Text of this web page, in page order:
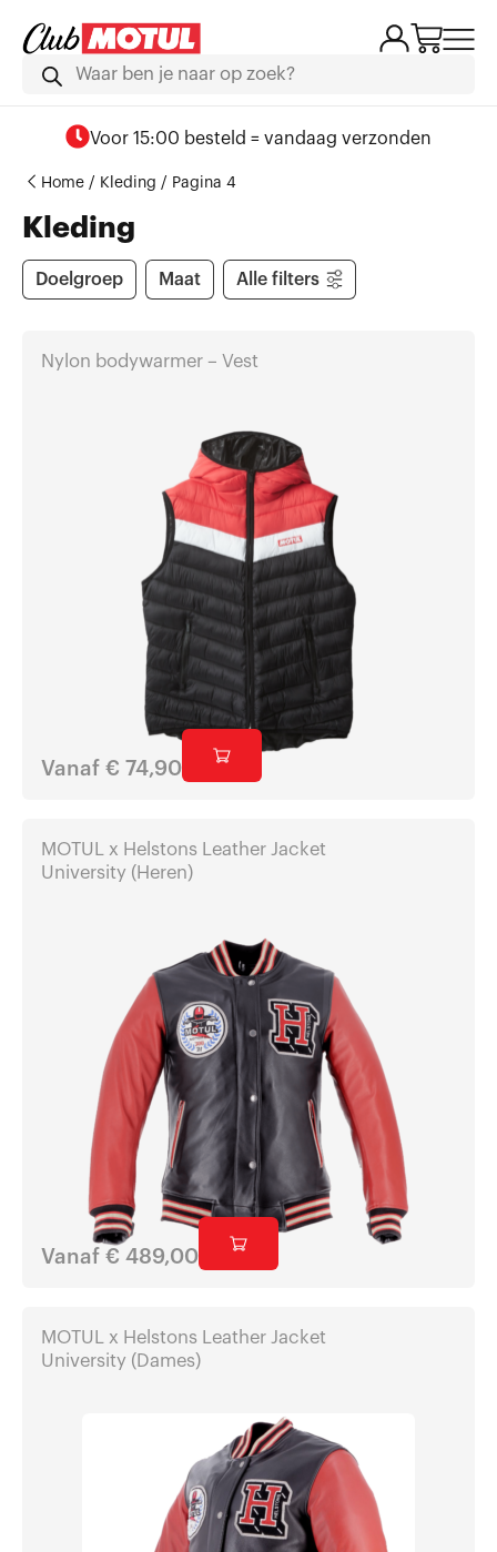
Voor 15:00 besteld = vandaag verzonden
Home/ Kleding / Pagina 4
Kleding
Doelgroep Maat Alle filters
Nylon bodywarmer – Vest
Vanaf € 74,90
MOTUL x Helstons Leather Jacket
University (Heren)
Vanaf € 489,00
MOTUL x Helstons Leather Jacket
University (Dames)